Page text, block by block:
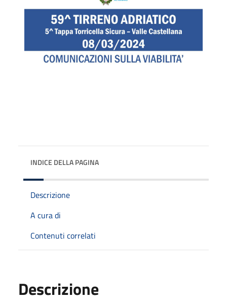
INDICE DELLA PAGINA
Descrizione
A cura di
Contenuti correlati
Descrizione